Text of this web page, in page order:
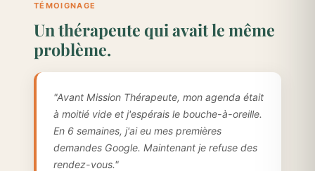
TÉMOIGNAGE
Un thérapeute qui avait le même
problème.
"Avant Mission Thérapeute, mon agenda était
à moitié vide et j'espérais le bouche-à-oreille.
En 6 semaines, j'ai eu mes premières
demandes Google. Maintenant je refuse des
rendez-vous."